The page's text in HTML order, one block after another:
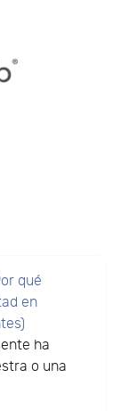
qué
en
ha
o una